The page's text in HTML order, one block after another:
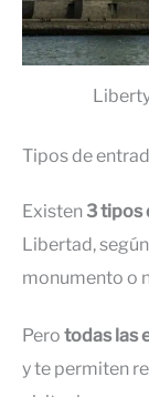
Tipos de
Existen 3 tipos
Libertad,
monumento o
Pero todas las
y te permiten